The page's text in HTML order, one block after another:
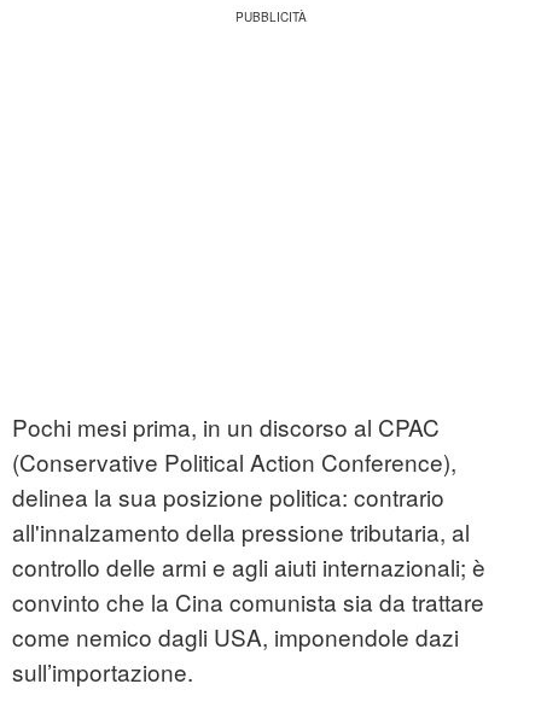
Pochi mesi prima, in un discorso al CPAC
(Conservative Political Action Conference),
delinea la sua posizione politica: contrario
all'innalzamento della pressione tributaria, al
controllo delle armi e agli aiuti internazionali; è
convinto che la Cina comunista sia da trattare
come nemico dagli USA, imponendole dazi
sull’importazione.